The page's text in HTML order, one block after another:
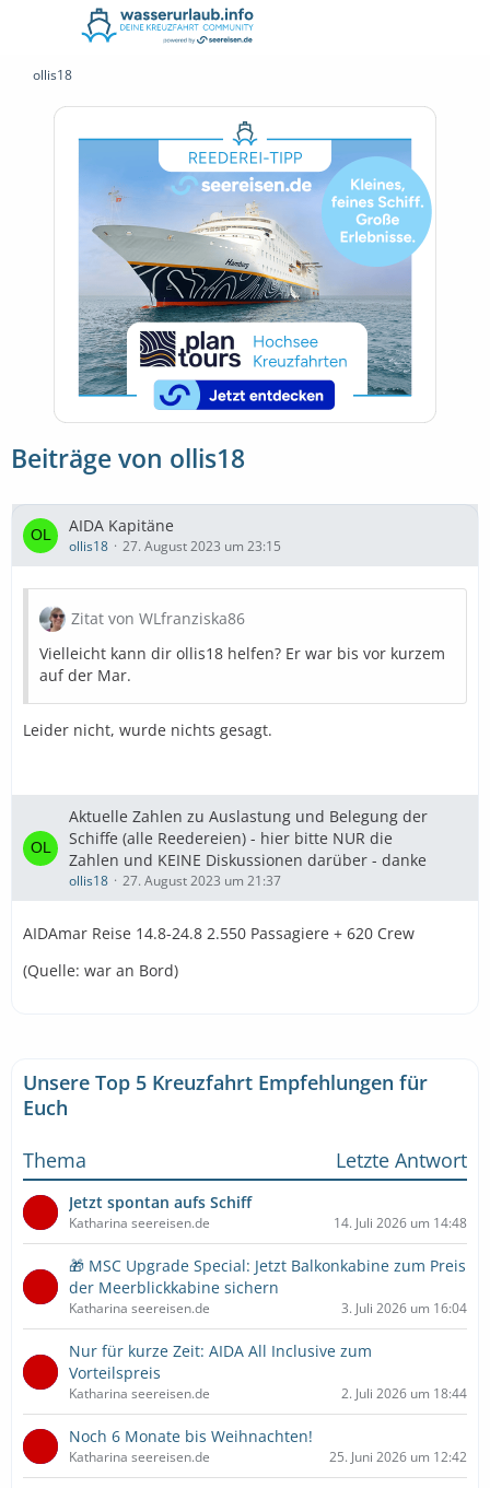
ollis18
Beiträge von ollis18
AIDA Kapitäne
ollis18 27. August 2023 um 23:15
Zitat von WLfranziska86
Vielleicht kann dir ollis18 helfen? Er war bis vor kurzem
auf der Mar.
Leider nicht, wurde nichts gesagt.
Aktuelle Zahlen zu Auslastung und Belegung der
Schiffe (alle Reedereien) - hier bitte NUR die
Zahlen und KEINE Diskussionen darüber - danke
ollis18 27. August 2023 um 21:37
AIDAmar Reise 14.8-24.8 2.550 Passagiere + 620 Crew
(Quelle: war an Bord)
Unsere Top 5 Kreuzfahrt Empfehlungen für
Euch
Thema
Letzte Antwort
Jetzt spontan aufs Schiff
Katharina seereisen.de 14. Juli 2026 um 14:48
🎁 MSC Upgrade Special: Jetzt Balkonkabine zum Preis
der Meerblickkabine sichern
Katharina seereisen.de 3. Juli 2026 um 16:04
Nur für kurze Zeit: AIDA All Inclusive zum
Vorteilspreis
Katharina seereisen.de 2. Juli 2026 um 18:44
Noch 6 Monate bis Weihnachten!
Katharina seereisen.de 25. Juni 2026 um 12:42